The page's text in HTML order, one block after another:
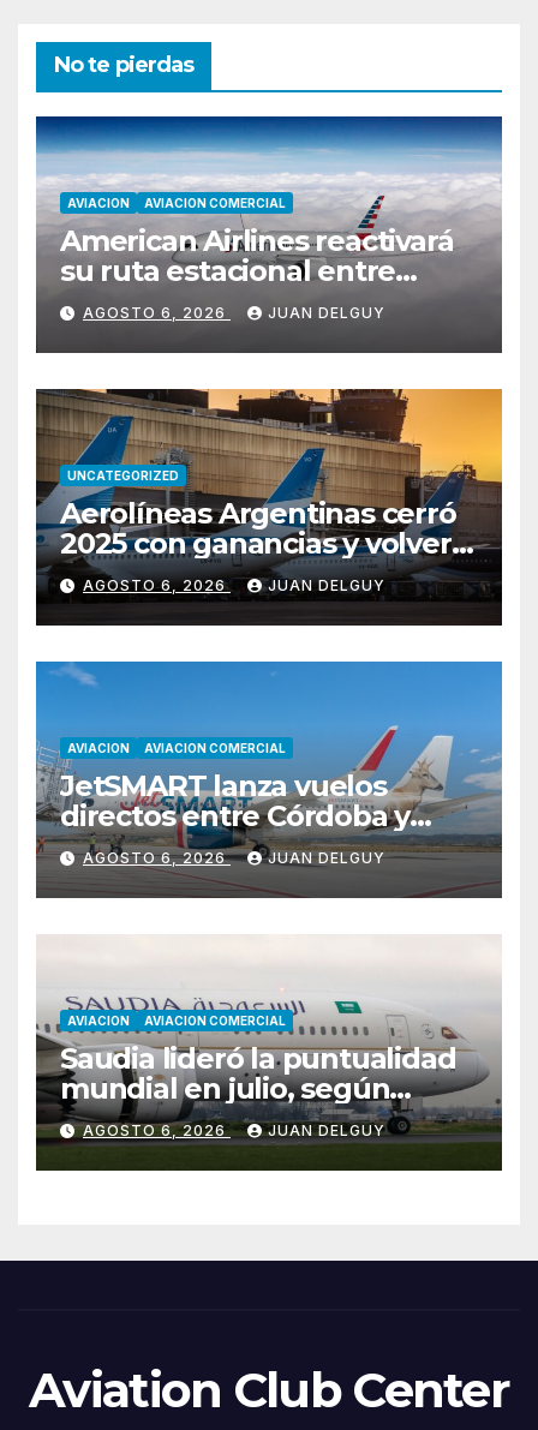
No te pierdas
AVIACION AVIACION COMERCIAL
American Airlines reactivará
su ruta estacional entre
Miami y Montevideo con
vuelos diarios
AGOSTO 6, 2026 JUAN DELGUY
UNCATEGORIZED
Aerolíneas Argentinas cerró
2025 con ganancias y volverá
a pagar impuesto a las
ganancias
AGOSTO 6, 2026 JUAN DELGUY
AVIACION AVIACION COMERCIAL
JetSMART lanza vuelos
directos entre Córdoba y
Florianópolis
AGOSTO 6, 2026 JUAN DELGUY
AVIACION AVIACION COMERCIAL
Saudia lideró la puntualidad
mundial en julio, según
Cirium
AGOSTO 6, 2026 JUAN DELGUY
Aviation Club Center